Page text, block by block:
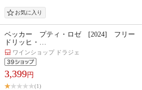
ベッカー プティ・ロゼ [2024] フリー
ドリッヒ・…
ワインショップ ドラジェ
3,399円
(1)